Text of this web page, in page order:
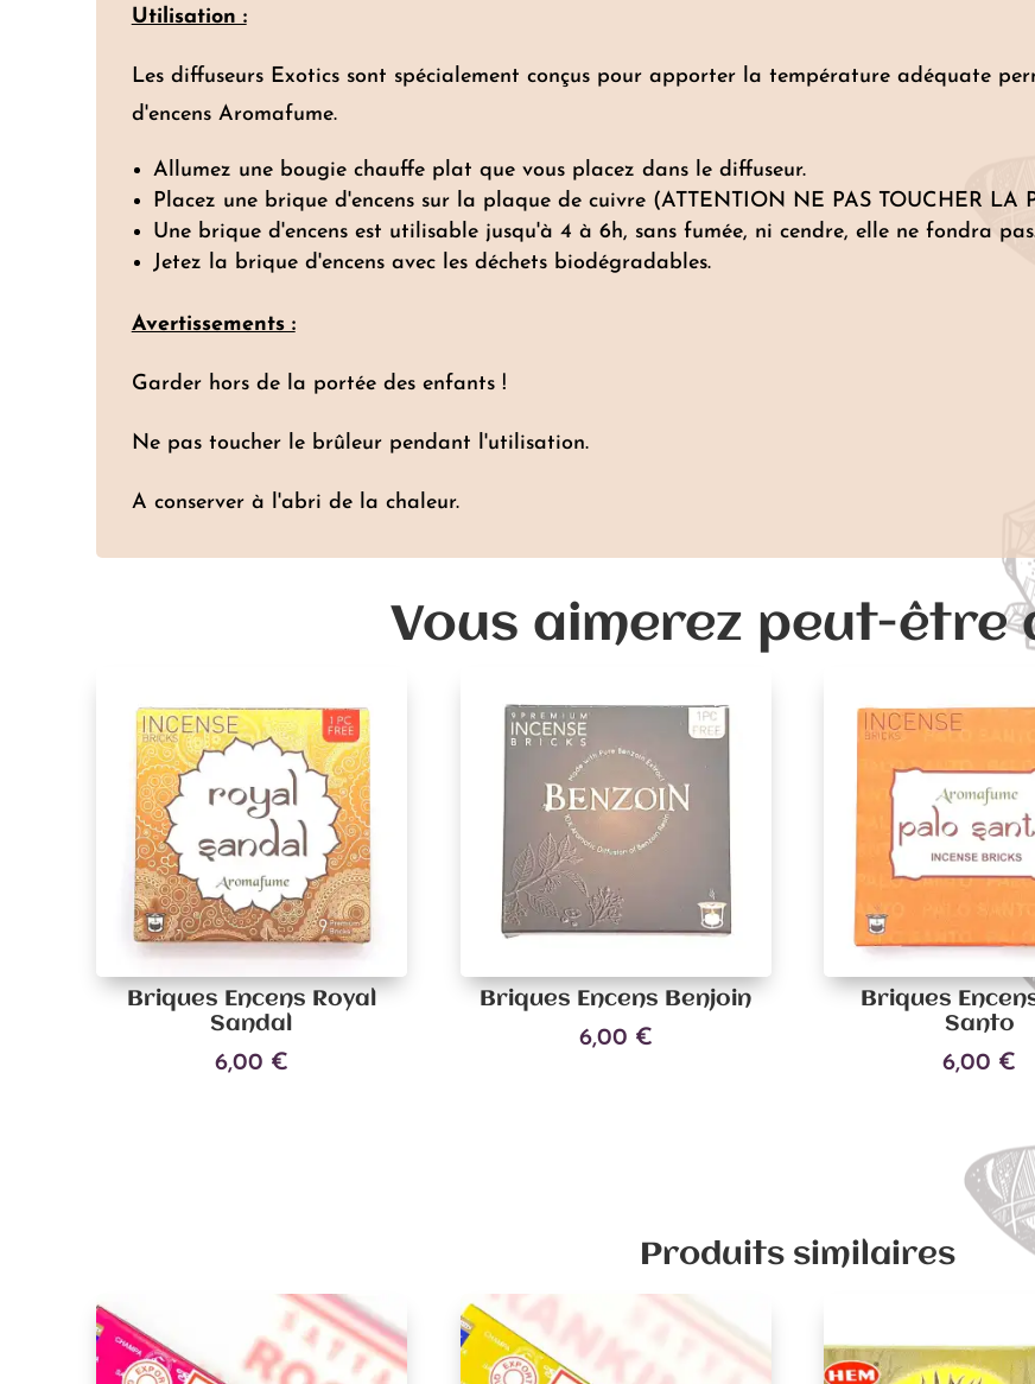
Utilisation :
Les diffuseurs Exotics sont spécialement conçus pour apporter la température adéquate
d'encens Aromafume.
Allumez une bougie chauffe plat que vous placez dans le diffuseur.
Placez une brique d'encens sur la plaque de cuivre (ATTENTION NE PAS TOUCHER LA
Une brique d'encens est utilisable jusqu'à 4 à 6h, sans fumée, ni cendre, elle ne fondra
Jetez la brique d'encens avec les déchets biodégradables.
Avertissements :
Garder hors de la portée des enfants !
Ne pas toucher le brûleur pendant l'utilisation.
A conserver à l'abri de la chaleur.
Vous aimerez peut-être
Briques Encens Royal
Sandal
6,00 €
Briques Encens Benjoin
6,00 €
Briques
Santo
6,00 €
Produits similaires